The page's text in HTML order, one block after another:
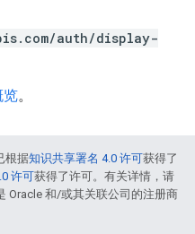
auth/display-
览。
根据知识共享署名 4.0 许可获得了
许可获得了许可。有关详情，请
Oracle 和/或其关联公司的注册商